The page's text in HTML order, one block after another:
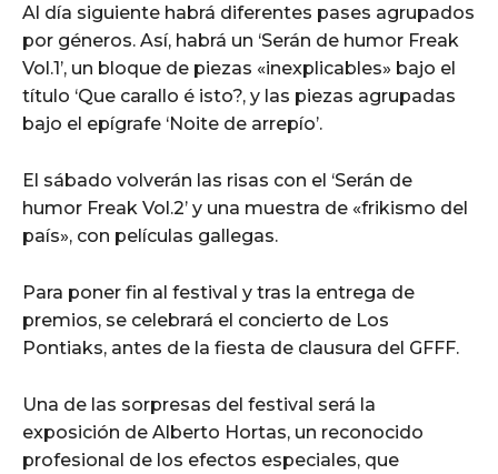
Al día siguiente habrá diferentes pases agrupados
por géneros. Así, habrá un ‘Serán de humor Freak
Vol.1’, un bloque de piezas «inexplicables» bajo el
título ‘Que carallo é isto?, y las piezas agrupadas
bajo el epígrafe ‘Noite de arrepío’.
El sábado volverán las risas con el ‘Serán de
humor Freak Vol.2’ y una muestra de «frikismo del
país», con películas gallegas.
Para poner fin al festival y tras la entrega de
premios, se celebrará el concierto de Los
Pontiaks, antes de la fiesta de clausura del GFFF.
Una de las sorpresas del festival será la
exposición de Alberto Hortas, un reconocido
profesional de los efectos especiales, que